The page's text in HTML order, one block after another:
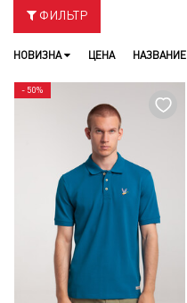
ФИЛЬТР
НОВИЗНА ЦЕНА НАЗВАНИЕ
- 50%